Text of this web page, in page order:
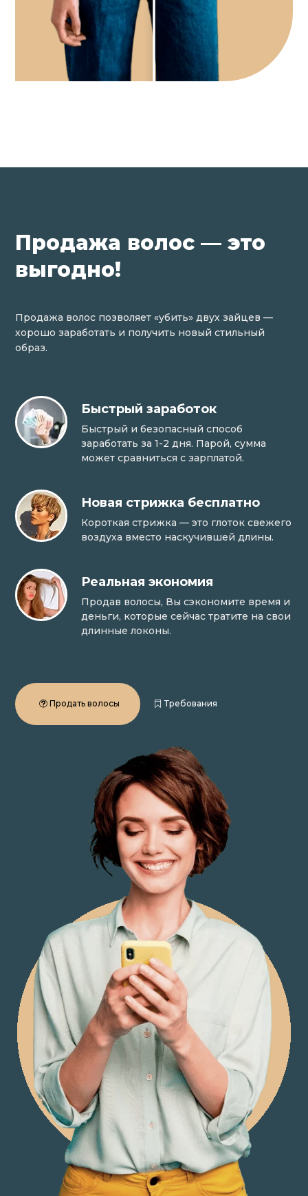
Продажа волос — это
выгодно!
Продажа волос позволяет «убить» двух зайцев —
хорошо заработать и получить новый стильный
образ.
Быстрый заработок
Быстрый и безопасный способ
заработать за 1-2 дня. Парой, сумма
может сравниться с зарплатой.
Новая стрижка бесплатно
Короткая стрижка — это глоток свежего
воздуха вместо наскучившей длины.
Реальная экономия
Продав волосы, Вы сэкономите время и
деньги, которые сейчас тратите на свои
длинные локоны.
Продать волосы Требования